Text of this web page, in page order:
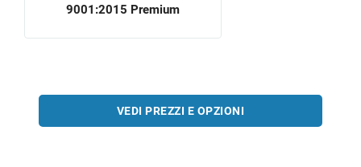
9001:2015 Premium
VEDI PREZZI E OPZIONI